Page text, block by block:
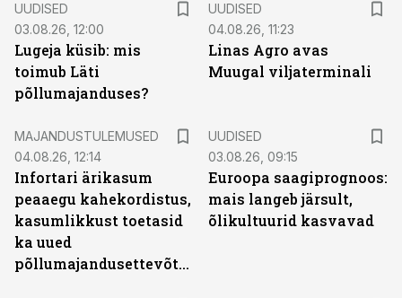
UUDISED
03.08.26, 12:00
Lugeja küsib: mis
toimub Läti
põllumajanduses?
UUDISED
04.08.26, 11:23
Linas Agro avas
Muugal viljaterminali
MAJANDUSTULEMUSED
04.08.26, 12:14
Infortari ärikasum
peaaegu kahekordistus,
kasumlikkust toetasid
ka uued
põllumajandusettevõtted
UUDISED
03.08.26, 09:15
Euroopa saagiprognoos:
mais langeb järsult,
õlikultuurid kasvavad